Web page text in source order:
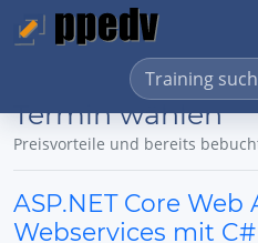
Termin wählen
Preisvorteile und bereits
ASP.NET Core Web
Webservices mit C#